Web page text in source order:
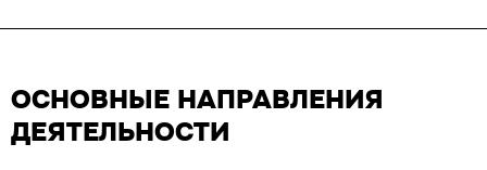
ОСНОВНЫЕ НАПРАВЛЕНИЯ
ДЕЯТЕЛЬНОСТИ